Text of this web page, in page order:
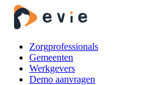
Zorgprofessionals
Gemeenten
Werkgevers
Demo aanvragen